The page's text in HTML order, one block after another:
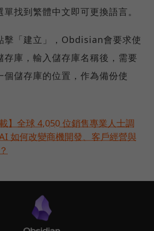
找到繁體中文即可更換語言。
擊「建立」，Obdisian會要求使
存庫，輸入儲存庫名稱後，需要
個儲存庫的位置，作為備份使
載】全球 4,050 位銷售專業人士調
如何改變商機開發、客戶經營與